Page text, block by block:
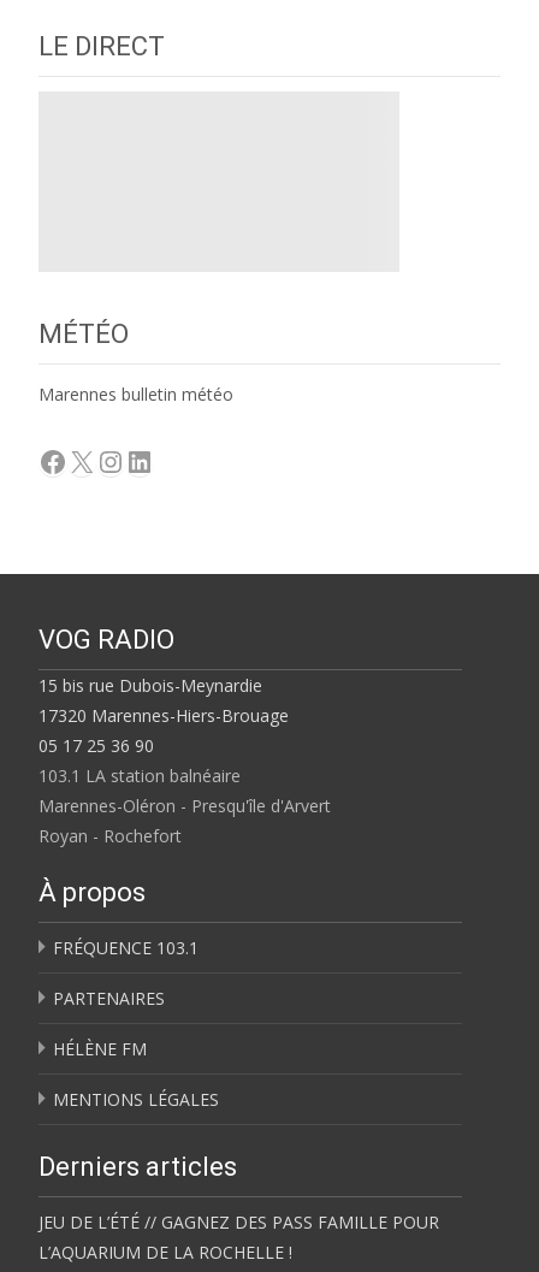
LE DIRECT
MÉTÉO
Marennes bulletin météo
Facebook
X Instagram
LinkedIn
VOG RADIO
15 bis rue Dubois-Meynardie
17320 Marennes-Hiers-Brouage
05 17 25 36 90
103.1 LA station balnéaire
Marennes-Oléron - Presqu'île d'Arvert
Royan - Rochefort
À propos
FRÉQUENCE 103.1
PARTENAIRES
HÉLÈNE FM
MENTIONS LÉGALES
Derniers articles
JEU DE L’ÉTÉ // GAGNEZ DES PASS FAMILLE POUR
L’AQUARIUM DE LA ROCHELLE !